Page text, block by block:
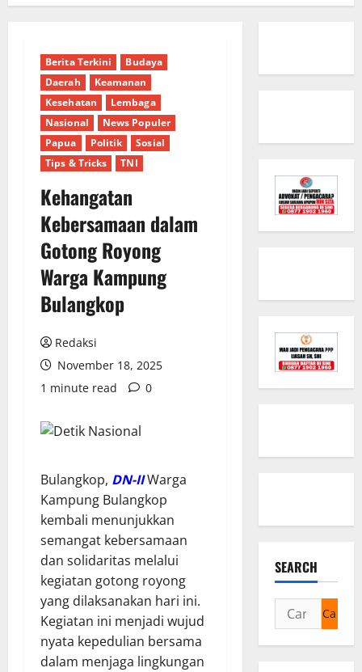
Berita Terkini
Budaya
Daerah
Keamanan
Kesehatan
Lembaga
Nasional
News Populer
Papua
Politik
Sosial
Tips & Tricks
TNI
Kehangatan
Kebersamaan dalam
Gotong Royong
Warga Kampung
Bulangkop
Redaksi
November 18, 2025
1 minute read
0
Bulangkop, DN-IIWarga
Kampung Bulangkop
kembali menunjukkan
semangat kebersamaan
dan solidaritas melalui
kegiatan gotong royong
yang dilaksanakan hari ini.
Kegiatan ini menjadi wujud
nyata kepedulian bersama
dalam menjaga lingkungan
SEARCH
Cari
untuk: